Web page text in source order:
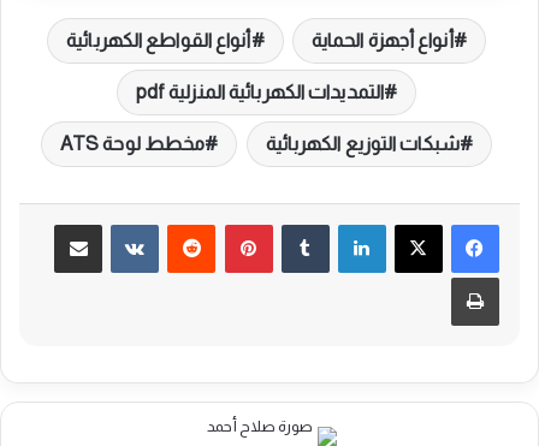
أنواع أجهزة الحماية أنواع القواطع الكهربائية
التمديدات الكهربائية المنزلية pdf
شبكات التوزيع الكهربائية مخطط لوحة ATS
لينكدإن بينتيريست مشاركة عبر البريد
طباعة